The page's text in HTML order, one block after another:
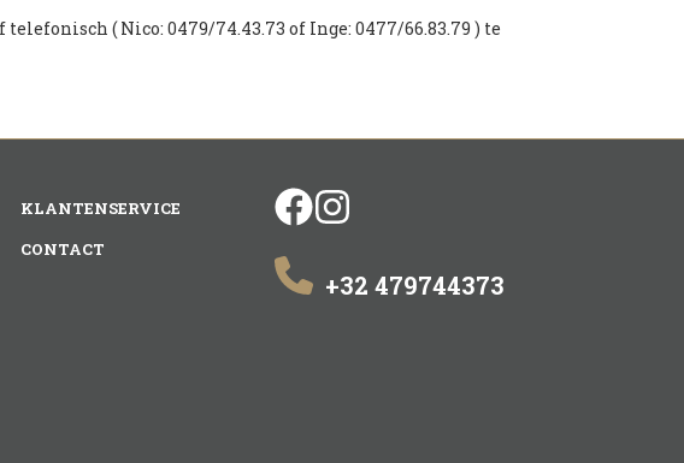
( Nico: 0479/74.43.73 of Inge: 0477/66.83.79 ) te
KLANTENSERVICE
CONTACT
facebook
+32 479744373